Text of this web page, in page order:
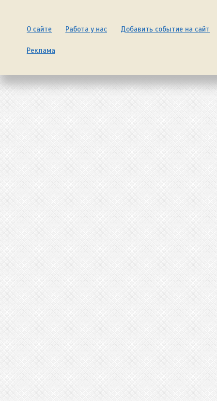
О сайте Работа у нас Добавить событие на сайт
Реклама